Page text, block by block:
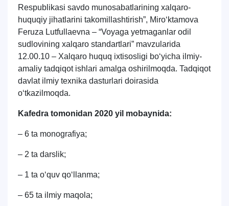
Respublikasi savdo munosabatlarining xalqaro-
huquqiy jihatlarini takomillashtirish”, Miro‘ktamova
Feruza Lutfullaevna – “Voyaga yetmaganlar odil
sudlovining xalqaro standartlari” mavzularida
12.00.10 – Xalqaro huquq ixtisosligi bo‘yicha ilmiy-
amaliy tadqiqot ishlari amalga oshirilmoqda. Tadqiqot
davlat ilmiy texnika dasturlari doirasida
o‘tkazilmoqda.
Kafedra tomonidan 2020 yil mobaynida:
– 6 ta monografiya;
– 2 ta darslik;
– 1 ta o‘quv qo‘llanma;
– 65 ta ilmiy maqola;